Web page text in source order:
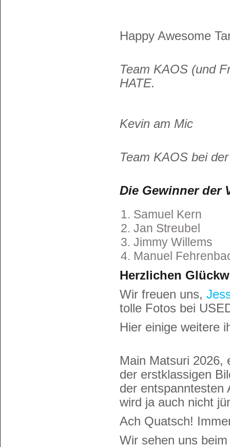
Happy Awesome
Team KAOS (und
HATE.
Kevin am Mic
Team KAOS bei
Die Gewinner der
Samuel Kern
Jan Streubel
Jimmy Willems
Manuel
Herzlichen
Wir freuen uns,
tolle Fotos bei
Hier einige weitere
Main Matsuri 2026,
der erstklassigen
der entspanntesten
wird ja auch nicht
Ach Quatsch!
Wir sehen uns